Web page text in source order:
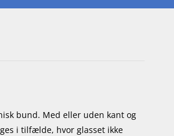
bund. Med eller uden kant og
i tilfælde, hvor glasset ikke